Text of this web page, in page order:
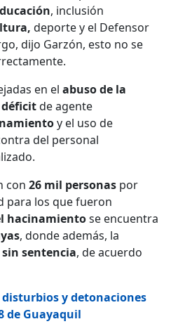
, inclusión
deporte y el Defensor
dijo Garzón, esto no se
en el abuso de la
déficitde agente
y el uso de
del personal
con 26 mil personas por
para los que fueron
hacinamientose encuentra
, donde además, la
sin sentencia, de acuerdo
disturbios y detonaciones
de Guayaquil